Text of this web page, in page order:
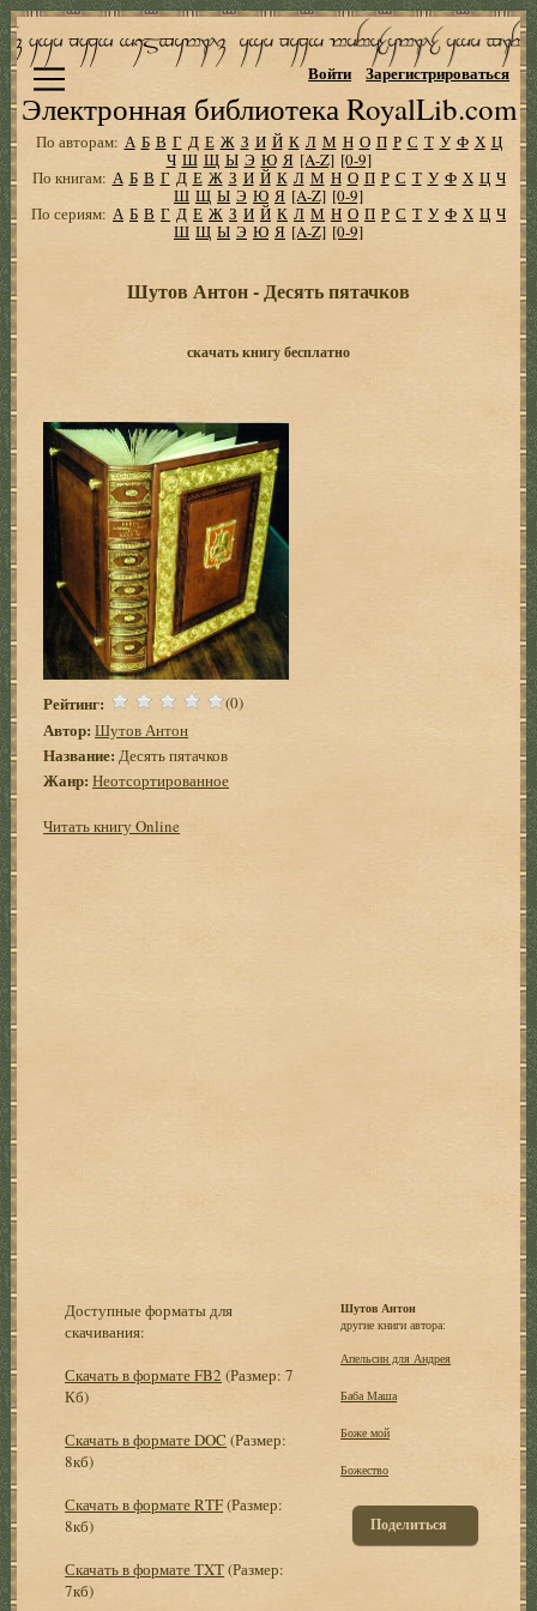
Электронная библиотека RoyalLib.com
Войти Зарегистрироваться
По авторам: А Б В Г Д Е Ж З И Й К Л М Н О П Р С Т У Ф Х Ц
Ч Ш Щ Ы Э Ю Я [A-Z] [0-9]
По книгам: А Б В Г Д Е Ж З И Й К Л М Н О П Р С Т У Ф Х Ц Ч
Ш Щ Ы Э Ю Я [A-Z] [0-9]
По сериям: А Б В Г Д Е Ж З И Й К Л М Н О П Р С Т У Ф Х Ц Ч
Ш Щ Ы Э Ю Я [A-Z] [0-9]
Шутов Антон - Десять пятачков
скачать книгу бесплатно
Рейтинг: (0)
Автор: Шутов Антон
Название: Десять пятачков
Жанр: Неотсортированное
Читать книгу Online
Доступные форматы для
скачивания:
Скачать в формате FB2 (Размер: 7
Кб)
Скачать в формате DOC (Размер:
8кб)
Скачать в формате RTF(Размер:
8кб)
Скачать в формате TXT(Размер:
7кб)
Шутов Антон
другие книги автора:
Апельсин для Андрея
Баба Маша
Боже мой
Божество
Поделиться